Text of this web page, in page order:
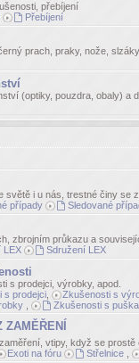
přebíjení
Přebíjení
prach, praky, nože,
(optiky, pouzdra, obaly) a
světě i u nás, trestné činy se
případy Sledované
zbrojním průkazu a
LEX Sdružení LEX
s prodejci, výrobky, apod.
s prodejci Zkušenosti s
, Zkušenosti s
vtipy, když se
Exoti na fóru Střelnice,